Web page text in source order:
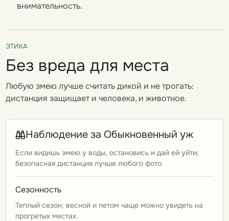
внимательность.
ЭТИКА
Без вреда для места
Любую змею лучше считать дикой и не трогать:
дистанция защищает и человека, и животное.
Наблюдение за Обыкновенный уж
Если видишь змею у воды, остановись и дай ей уйти;
безопасная дистанция лучше любого фото.
Сезонность
Теплый сезон; весной и летом чаще можно увидеть на
прогретых местах.